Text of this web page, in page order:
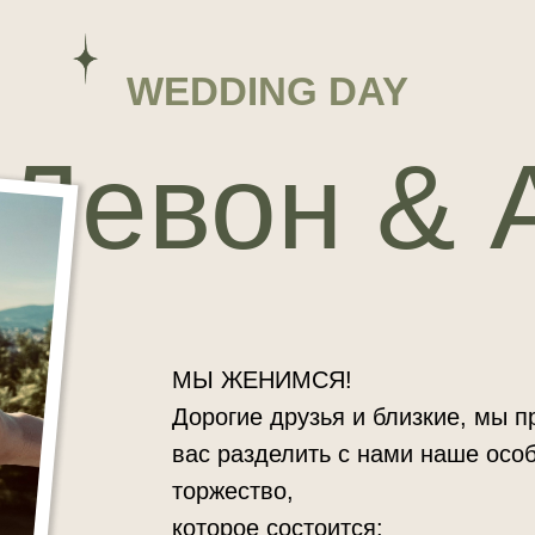
Левон &
WEDDING DAY
МЫ ЖЕНИМСЯ!
Дорогие друзья и близкие, мы
вас разделить с нами наше
торжество,
которое состоится: